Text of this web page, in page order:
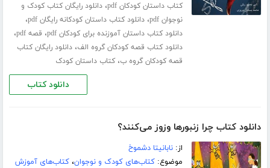
کتاب داستان کودکان pdf ،دانلود رایگان کتاب کودک و
نوجوان pdf
،دانلود کتاب داستان کودکانه رایگان pdf ،
دانلود کتاب داستان آموزنده برای کودکان pdf ، قصه pdf ،
دانلود کتاب قصه کودکان گروه الف،دانلود رایگان کتاب
قصه کودکان گروه ب،کتاب داستان کودک
دانلود کتاب
دانلود کتاب چرا زنبورها وزوز می‌کنند؟
از:نابانیتا دشموخ
موضوع:کتاب‌های کودک و نوجوان،کتاب‌های آموزش